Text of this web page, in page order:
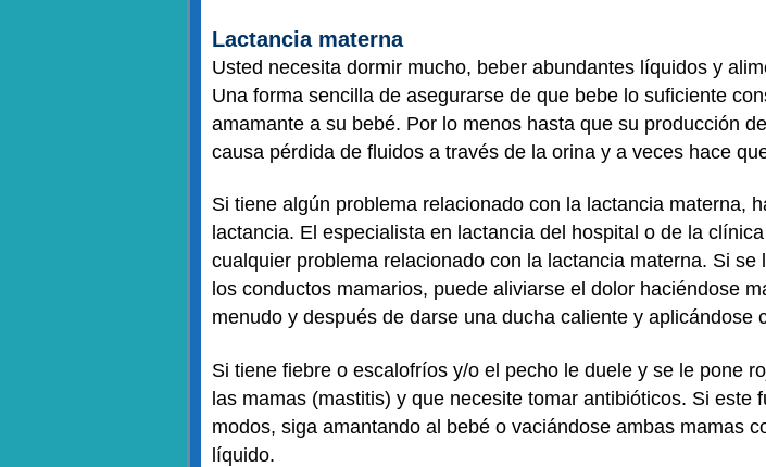
Lactancia materna
Usted necesita dormir mucho, beber abundantes líquidos y
Una forma sencilla de asegurarse de que bebe lo suficiente
amamante a su bebé. Por lo menos hasta que su producción
causa pérdida de fluidos a través de la orina y a veces hace
Si tiene algún problema relacionado con la lactancia materna,
lactancia. El especialista en lactancia del hospital o de la
cualquier problema relacionado con la lactancia materna. Si
los conductos mamarios, puede aliviarse el dolor haciéndose
menudo y después de darse una ducha caliente y
Si tiene fiebre o escalofríos y/o el pecho le duele y se le pone
las mamas (mastitis) y que necesite tomar antibióticos. Si
modos, siga amantando al bebé o vaciándose ambas mamas
líquido.